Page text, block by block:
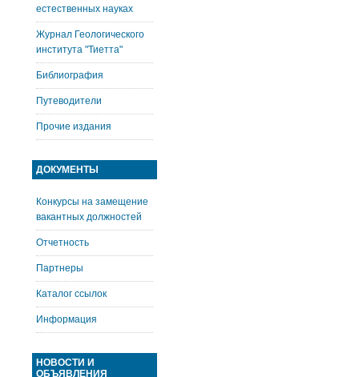
естественных науках
Журнал Геологического
института "Тиетта"
Библиография
Путеводители
Прочие издания
ДОКУМЕНТЫ
Конкурсы на замещение
вакантных должностей
Отчетность
Партнеры
Каталог ссылок
Информация
НОВОСТИ И
ОБЪЯВЛЕНИЯ